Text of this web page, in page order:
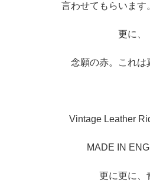
言わせてもらいます
更に、
念願の赤。これは
Vintage Leather
MADE IN
更に更に、